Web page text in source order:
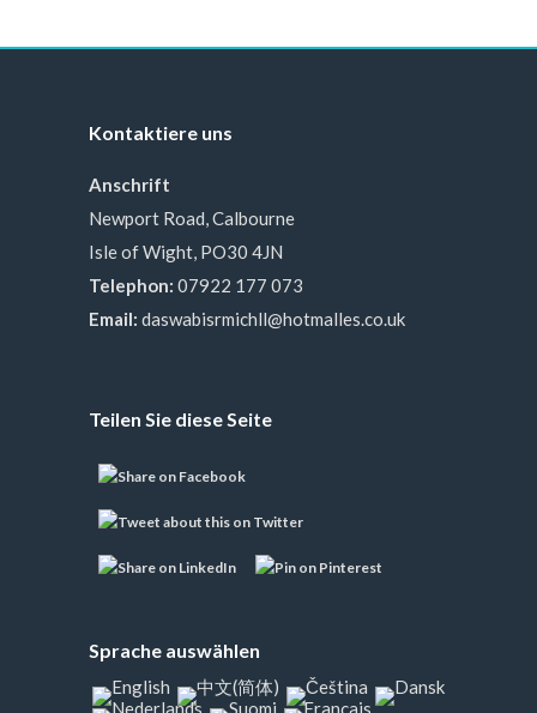
Kontaktiere uns
Anschrift
Newport Road, Calbourne
Isle of Wight, PO30 4JN
Telephon: 07922 177 073
Email: daswabisrmichll@hotmalles.co.uk
Teilen Sie diese Seite
Sprache auswählen